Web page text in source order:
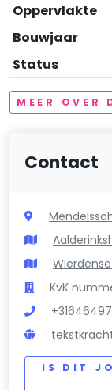
Oppervlakte
Bouwjaar
Status
MEER OVER
Contact
KvK
IS DIT